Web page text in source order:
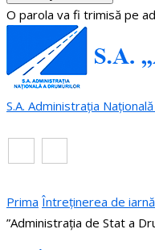
O parola va fi trimisă pe
S.A. Administrația
Prima Întreținerea de iarnă
”Administrația de Stat a